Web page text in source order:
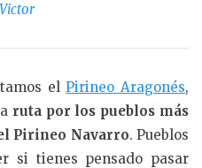
Victor
elPirineo Aragonés,
ruta por los pueblos más
Pirineo Navarro. Pueblos
si tienes pensado pasar